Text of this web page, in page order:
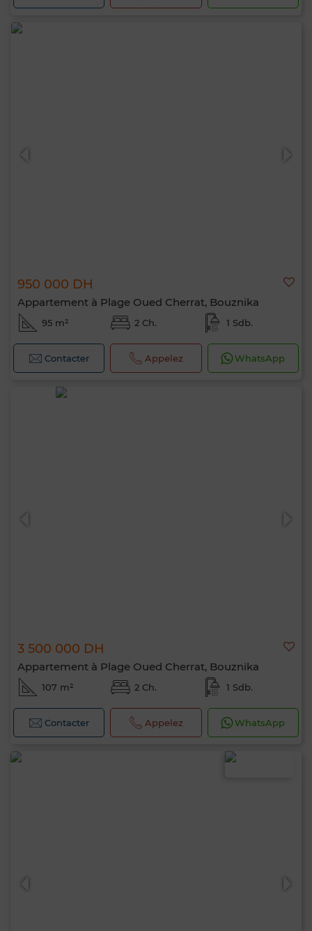
950 000 DH
Appartement à Plage Oued Cherrat, Bouznika
95 m² 2 Ch. 1 Sdb.
Contacter Appelez WhatsApp
3 500 000 DH
Appartement à Plage Oued Cherrat, Bouznika
107 m² 2 Ch. 1 Sdb.
Contacter Appelez WhatsApp